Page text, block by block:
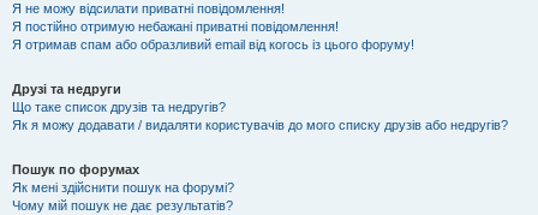
Я не можу відсилати приватні повідомлення!
Я постійно отримую небажані приватні повідомлення!
Я отримав спам або образливий email від когось із цього форуму!
Друзі та недруги
Що таке список друзів та недругів?
Як я можу додавати / видаляти користувачів до мого списку друзів або недругів?
Пошук по форумах
Як мені здійснити пошук на форумі?
Чому мій пошук не дає результатів?